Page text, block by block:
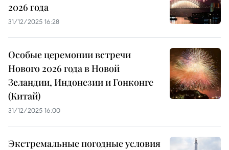
2026 года
31/12/2025 16:28
Особые церемонии встречи
Нового 2026 года в Новой
Зеландии, Индонезии и Гонконге
(Китай)
31/12/2025 16:00
Экстремальные погодные условия